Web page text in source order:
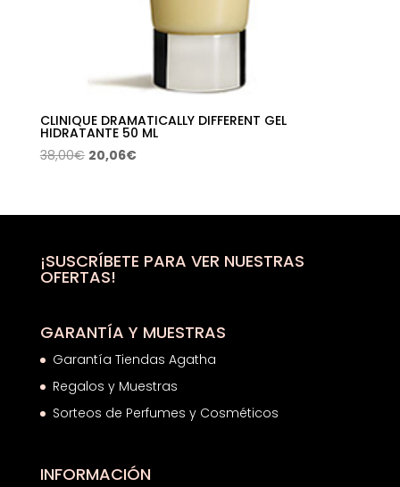
CLINIQUE DRAMATICALLY DIFFERENT GEL
HIDRATANTE 50 ML
38,00€ El
era:
20,06€El
es:
¡SUSCRÍBETE PARA VER NUESTRAS
OFERTAS!
GARANTÍA Y MUESTRAS
Garantía Tiendas Agatha
Regalos y Muestras
Sorteos de Perfumes y Cosméticos
INFORMACIÓN